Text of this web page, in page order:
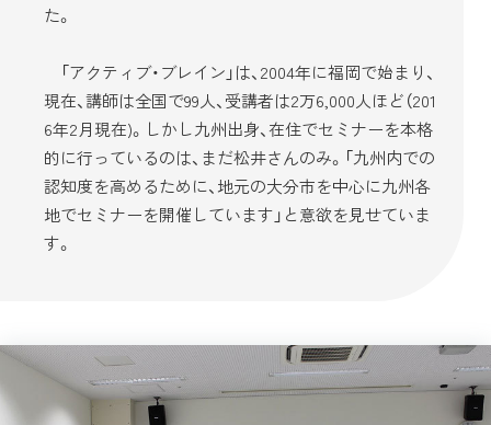
た。
「アクティブ・ブレイン」は、2004年に福岡で始まり、
現在、講師は全国で99人、受講者は2万6,000人ほど（201
6年2月現在)。しかし九州出身、在住でセミナーを本格
的に行っているのは、まだ松井さんのみ。「九州内での
認知度を高めるために、地元の大分市を中心に九州各
地でセミナーを開催しています」と意欲を見せていま
す。